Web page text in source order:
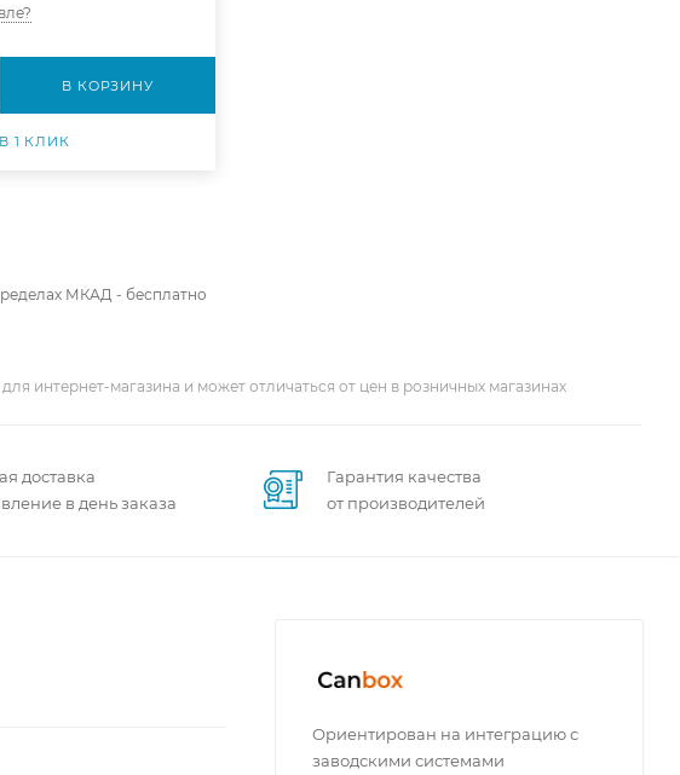
В КОРЗИНУ
1 КЛИК
МКАД - бесплатно
интернет-магазина и может отличаться от цен в розничных магазинах
доставка
в день заказа
Гарантия качества
от производителей
Ориентирован на интеграцию с
заводскими системами